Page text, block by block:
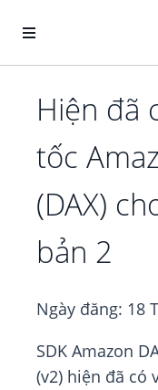
Hiện đã
tốc
(DAX)
bản 2
Ngày đăng: 18
SDK Amazon
(v2) hiện đã có